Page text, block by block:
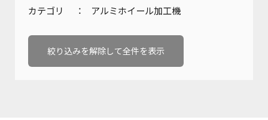
会社概要
マリンギヤ・電動機器に関する
お問い合わせ
カテゴリ
アルミホイール加工機
絞り込みを解除して全件を表示